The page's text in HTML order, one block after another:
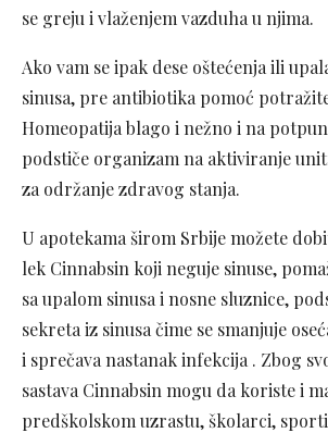
se greju i vlaženjem vazduha u njima.
Ako vam se ipak dese oštećenja ili
sinusa, pre antibiotika pomoć
Homeopatija blago i nežno i na
podstiče organizam na aktiviranje
za održanje zdravog stanja.
U apotekama širom Srbije možete
lek Cinnabsin koji neguje sinuse,
sa upalom sinusa i nosne sluznice,
sekreta iz sinusa čime se smanjuje
i sprečava nastanak infekcija . Zbog
sastava Cinnabsin mogu da koriste i
predškolskom uzrastu, školarci,